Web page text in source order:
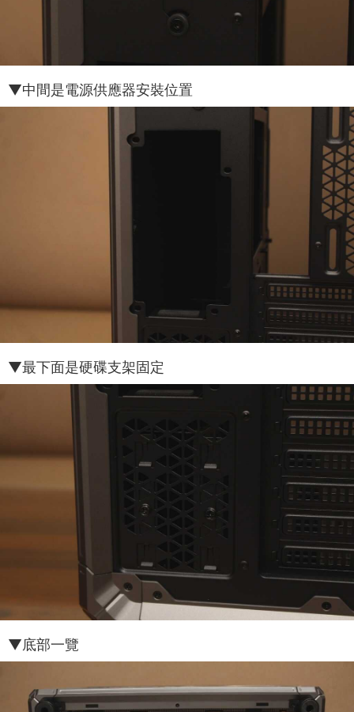
▼中間是電源供應器安裝位置
▼最下面是硬碟支架固定
▼底部一覽